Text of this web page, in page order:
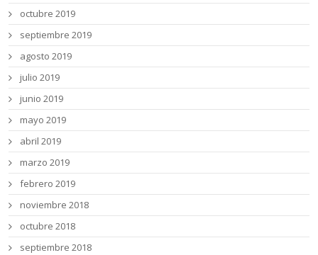
octubre 2019
septiembre 2019
agosto 2019
julio 2019
junio 2019
mayo 2019
abril 2019
marzo 2019
febrero 2019
noviembre 2018
octubre 2018
septiembre 2018